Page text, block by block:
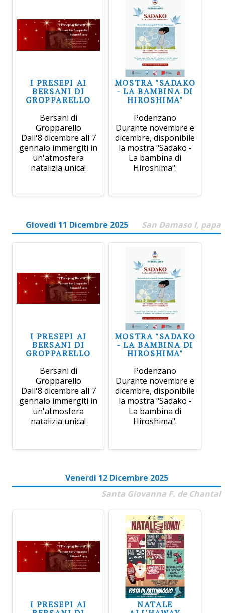
I PRESEPI AI
BERSANI DI
GROPPARELLO
Bersani di
Gropparello
Dall'8 dicembre all'7
gennaio immergiti in
un'atmosfera
natalizia unica!
MOSTRA "SADAKO
- LA BAMBINA DI
HIROSHIMA"
Podenzano
Durante novembre e
dicembre, disponibile
la mostra "Sadako -
La bambina di
Hiroshima".
Giovedì 11 Dicembre 2025 San Damaso I, papa
I PRESEPI AI
BERSANI DI
GROPPARELLO
Bersani di
Gropparello
Dall'8 dicembre all'7
gennaio immergiti in
un'atmosfera
natalizia unica!
MOSTRA "SADAKO
- LA BAMBINA DI
HIROSHIMA"
Podenzano
Durante novembre e
dicembre, disponibile
la mostra "Sadako -
La bambina di
Hiroshima".
Venerdì 12 Dicembre 2025
Santa Giovanna F. de Chantal
I PRESEPI AI NATALE